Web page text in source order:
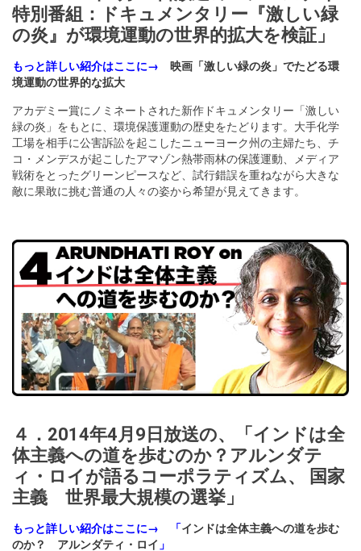
特別番組：ドキュメンタリー『激しい緑
の炎』が環境運動の世界的拡大を検証」
もっと詳しい紹介はここに→
映画「激しい緑の炎」でたどる環
境運動の世界的な拡大
アカデミー賞にノミネートされた新作ドキュメンタリー「激しい
緑の炎」をもとに、環境保護運動の歴史をたどります。大手化学
工場を相手に公害訴訟を起こしたニューヨーク州の主婦たち、チ
コ・メンデスが起こしたアマゾン熱帯雨林の保護運動、メディア
戦術をとったグリーンピースなど、試行錯誤を重ねながら大きな
敵に果敢に挑む普通の人々の姿から希望が見えてきます。
４．2014年4月9日放送の、「インドは全
体主義への道を歩むのか？アルンダテ
ィ・ロイが語るコーポラティズム、 国家
主義 世界最大規模の選挙」
もっと詳しい紹介はここに→ 「インドは全体主義への道を歩む
のか？ アルンダティ・ロイ 」